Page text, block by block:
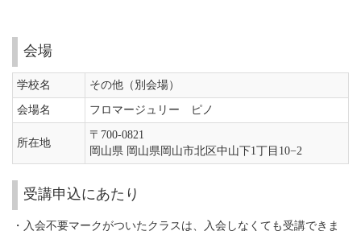
会場
学校名 その他（別会場）
会場名 フロマージュリー ピノ
所在地
〒700-0821
岡山県 岡山県岡山市北区中山下1丁目10−2
受講申込にあたり
・入会不要マークがついたクラスは、入会しなくても受講できま